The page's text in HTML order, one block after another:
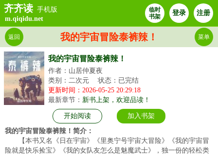
齐齐读 手机版
m.qiqidu.net
临时
书架
登录 注册
我的宇宙冒险泰裤辣！
返回 菜单
我的宇宙冒险泰裤辣！
作者：山居仲夏夜
类别：二次元
状态：已完结
更新时间：2026-05-25 20:29:18
最新章节： 新书上架，欢迎品读！
开始阅读 加入书架
我的宇宙冒险泰裤辣！简介：
【本书又名《日在宇宙》《里奥宁号宇宙大冒险》《我的宇宙冒
险就是快乐捡宝》《我的女队友怎么是魅魔武士》，独一份的轻松类